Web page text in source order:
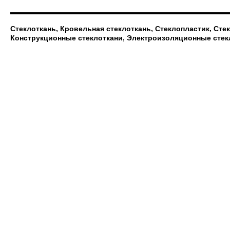
Стеклоткань, Кровельная стеклоткань, Стеклопластик,
Конструкционные стеклоткани, Электроизоляционные